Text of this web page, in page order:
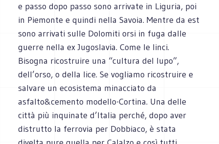
e passo dopo passo sono arrivate in Liguria, poi
in Piemonte e quindi nella Savoia. Mentre da est
sono arrivati sulle Dolomiti orsi in fuga dalle
guerre nella ex Jugoslavia. Come le linci.
Bisogna ricostruire una “cultura del lupo”,
dell’orso, o della lice. Se vogliamo ricostruire e
salvare un ecosistema minacciato da
asfalto&cemento modello-Cortina. Una delle
città più inquinate d’Italia perché, dopo aver
distrutto la ferrovia per Dobbiaco, è stata